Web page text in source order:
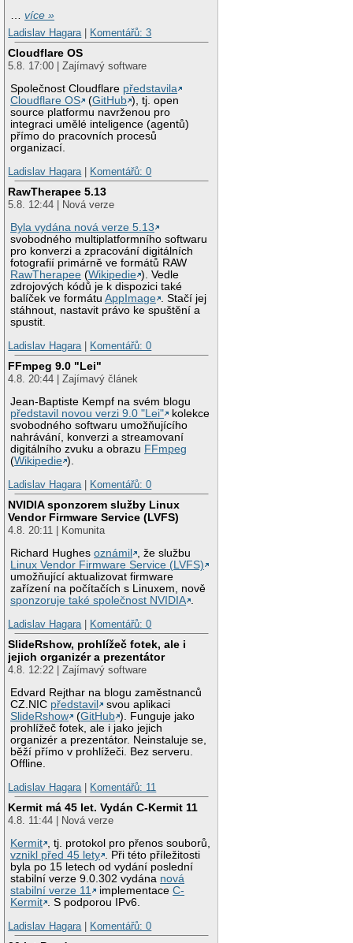
…více »
Ladislav Hagara
Komentářů: 3
Cloudflare OS
5.8. 17:00 | Zajímavý software
Společnost Cloudflare představila
Cloudflare OS
(GitHub ), tj. open
source platformu navrženou pro
integraci umělé inteligence (agentů)
přímo do pracovních procesů
organizací.
Ladislav Hagara
Komentářů: 0
RawTherapee 5.13
5.8. 12:44 | Nová verze
Byla vydána nová verze 5.13
svobodného multiplatformního softwaru
pro konverzi a zpracování digitálních
fotografií primárně ve formátů RAW
RawTherapee (Wikipedie ). Vedle
zdrojových kódů je k dispozici také
balíček ve formátuAppImage . Stačí jej
stáhnout, nastavit právo ke spuštění a
spustit.
Ladislav Hagara
Komentářů: 0
FFmpeg 9.0 "Lei"
4.8. 20:44 | Zajímavý článek
Jean-Baptiste Kempf na svém blogu
představil novou verzi 9.0 "Lei"
kolekce
svobodného softwaru umožňujícího
nahrávání, konverzi a streamovaní
digitálního zvuku a obrazu FFmpeg
(Wikipedie ).
Ladislav Hagara
Komentářů: 0
NVIDIA sponzorem služby Linux
Vendor Firmware Service (LVFS)
4.8. 20:11 | Komunita
Richard Hughesoznámil
, že službu
Linux Vendor Firmware Service (LVFS)
umožňující aktualizovat firmware
zařízení na počítačích s Linuxem, nově
sponzoruje také společnost NVIDIA .
Ladislav Hagara | Komentářů: 0
SlideRshow, prohlížeč fotek, ale i
jejich organizér a prezentátor
4.8. 12:22 | Zajímavý software
Edvard Rejthar na blogu zaměstnanců
CZ.NIC představil
svou aplikaci
SlideRshow
(GitHub ). Funguje jako
prohlížeč fotek, ale i jako jejich
organizér a prezentátor. Neinstaluje se,
běží přímo v prohlížeči. Bez serveru.
Offline.
Ladislav Hagara | Komentářů: 11
Kermit má 45 let. Vydán C-Kermit 11
4.8. 11:44 | Nová verze
Kermit , tj. protokol pro přenos souborů,
vznikl před 45 lety . Při této příležitosti
byla po 15 letech od vydání poslední
stabilní verze 9.0.302 vydána nová
stabilní verze 11
implementaceC-
Kermit . S podporou IPv6.
Ladislav Hagara | Komentářů: 0